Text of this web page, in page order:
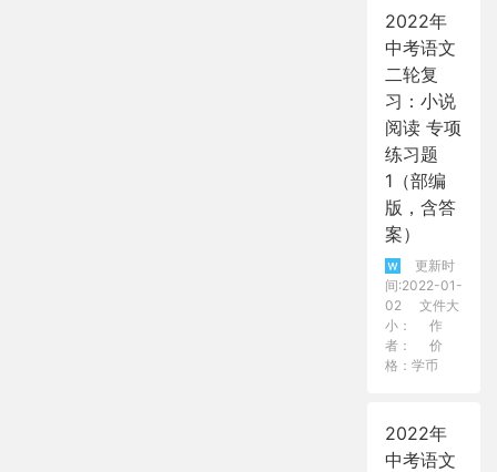
2022年
中考语文
二轮复
习：小说
阅读 专项
练习题
1（部编
版，含答
案）
更新时
间:2022-01-
02
文件大
小：
作
者：
价
格：学币
2022年
中考语文